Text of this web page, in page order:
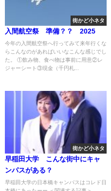
街かど小ネタ
入間航空祭 準備？？ 2025
今年の入間航空祭へ行ってみて来年行くな
らこんなのがあればいいなこんな感じでし
た。 ①飲み物、食べ物は事前に用意②レ
ジャーシート③現金（千円札...
街かど小ネタ
早稲田大学 こんな街中にキャ
ンパスがある？
早稲田大学の日本橋キャンパスはコレド日